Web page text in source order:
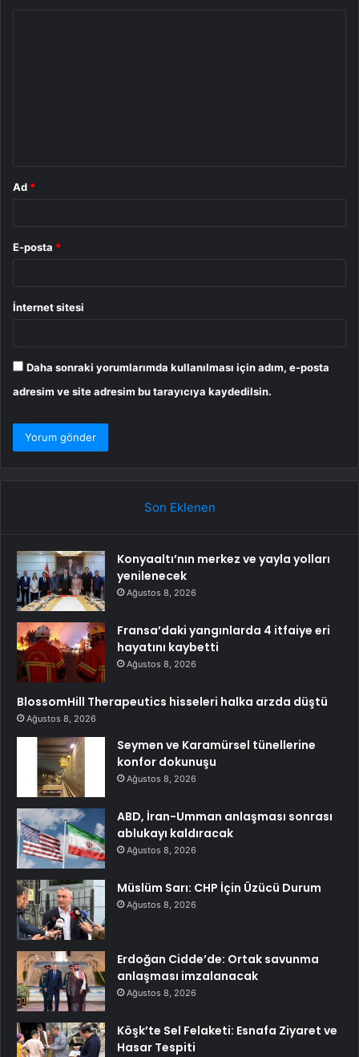
Ad *
E-posta *
İnternet sitesi
Daha sonraki yorumlarımda kullanılması için adım, e-posta
adresim ve site adresim bu tarayıcıya kaydedilsin.
Son Eklenen
Konyaaltı’nın merkez ve yayla yolları
yenilenecek
Ağustos 8, 2026
Fransa’daki yangınlarda 4 itfaiye eri
hayatını kaybetti
Ağustos 8, 2026
BlossomHill Therapeutics hisseleri halka arzda düştü
Ağustos 8, 2026
Seymen ve Karamürsel tünellerine
konfor dokunuşu
Ağustos 8, 2026
ABD, İran-Umman anlaşması sonrası
ablukayı kaldıracak
Ağustos 8, 2026
Müslüm Sarı: CHP İçin Üzücü Durum
Ağustos 8, 2026
Erdoğan Cidde’de: Ortak savunma
anlaşması imzalanacak
Ağustos 8, 2026
Köşk’te Sel Felaketi: Esnafa Ziyaret ve
Hasar Tespiti